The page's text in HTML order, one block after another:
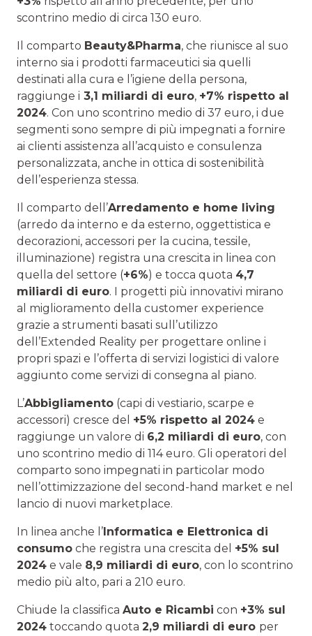
scontrino medio di circa 130 euro.
Il comparto Beauty&Pharma, che riunisce al suo
interno sia i prodotti farmaceutici sia quelli
destinati alla cura e l’igiene della persona,
raggiunge i 3,1 miliardi di euro, +7% rispetto al
2024. Con uno scontrino medio di 37 euro, i due
segmenti sono sempre di più impegnati a fornire
ai clienti assistenza all’acquisto e consulenza
personalizzata, anche in ottica di sostenibilità
dell’esperienza stessa.
Il comparto dell’Arredamento e home living
(arredo da interno e da esterno, oggettistica e
decorazioni, accessori per la cucina, tessile,
illuminazione) registra una crescita in linea con
quella del settore (+6%) e tocca quota 4,7
miliardi di euro. I progetti più innovativi mirano
al miglioramento della customer experience
grazie a strumenti basati sull’utilizzo
dell’Extended Reality per progettare online i
propri spazi e l’offerta di servizi logistici di valore
aggiunto come servizi di consegna al piano.
L’Abbigliamento (capi di vestiario, scarpe e
accessori) cresce del +5% rispetto al 2024 e
raggiunge un valore di 6,2 miliardi di euro, con
uno scontrino medio di 114 euro. Gli operatori del
comparto sono impegnati in particolar modo
nell’ottimizzazione del second-hand market e nel
lancio di nuovi marketplace.
In linea anche l’ Informatica e Elettronica di
consumo che registra una crescita del +5% sul
2024 e vale 8,9 miliardi di euro, con lo scontrino
medio più alto, pari a 210 euro.
Chiude la classifica Auto e Ricambi con +3% sul
2024 toccando quota 2,9 miliardi di euro per